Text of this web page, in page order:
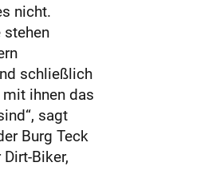
nicht.
schließlich
ihnen das
sagt
Burg Teck
Biker,